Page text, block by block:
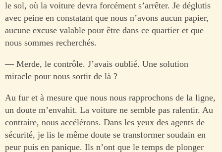
le sol, où la voiture devra forcément s’arrêter. Je déglutis
avec peine en constatant que nous n’avons aucun papier,
aucune excuse valable pour être dans ce quartier et que
nous sommes recherchés.
— Merde, le contrôle. J’avais oublié. Une solution
miracle pour nous sortir de là ?
Au fur et à mesure que nous nous rapprochons de la ligne,
un doute m’envahit. La voiture ne semble pas ralentir. Au
contraire, nous accélérons. Dans les yeux des agents de
sécurité, je lis le même doute se transformer soudain en
peur puis en panique. Ils n’ont que le temps de plonger